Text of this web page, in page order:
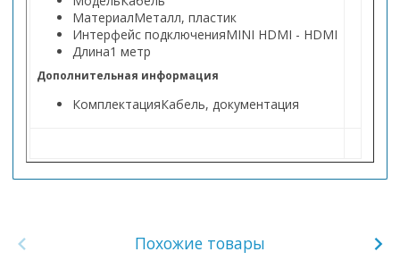
МатериалМеталл, пластик
Интерфейс подключенияMINI HDMI - HDMI
Длина1 метр
Дополнительная информация
КомплектацияКабель, документация
Похожие товары